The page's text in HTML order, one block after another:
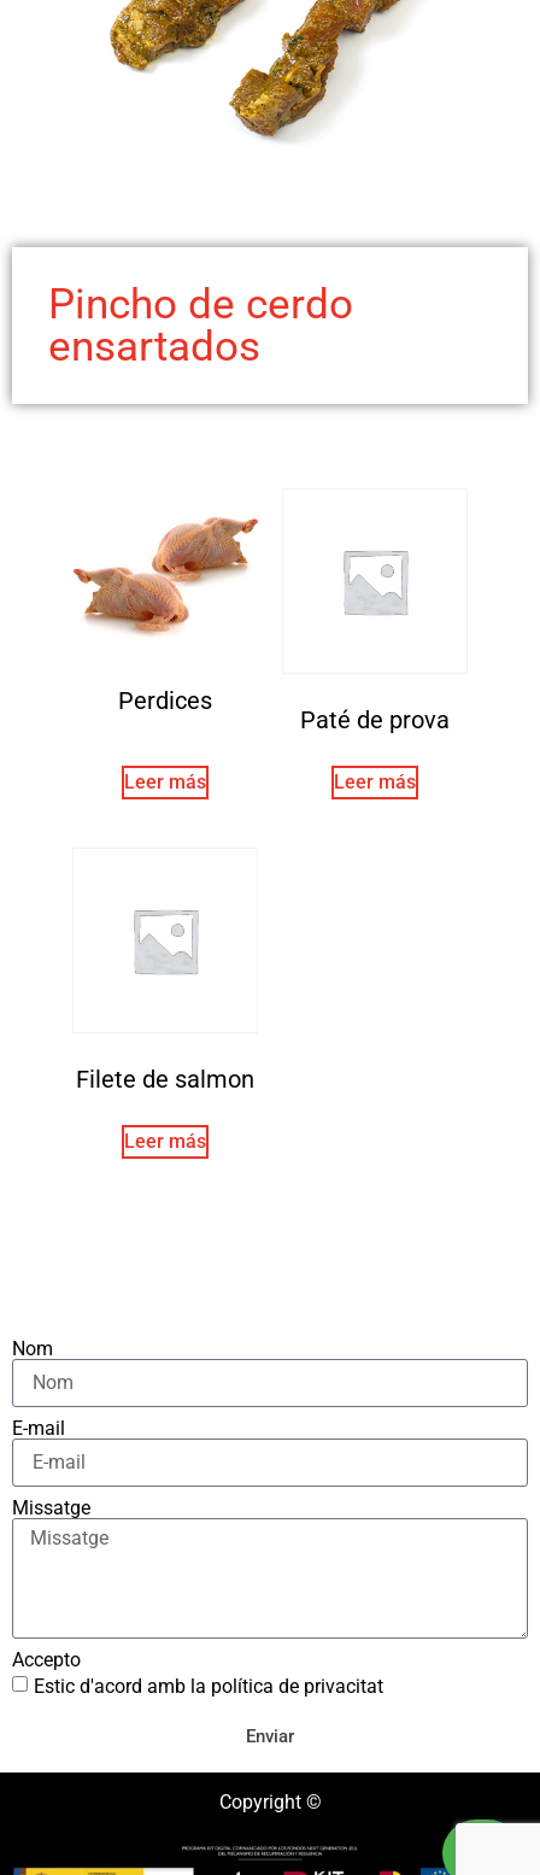
Pincho de cerdo
ensartados
Perdices
Leer más
Paté de prova
Leer más
Filete de salmon
Leer más
Nom
E-mail
Missatge
Accepto
Estic d'acord amb la política de privacitat
Enviar
Copyright ©